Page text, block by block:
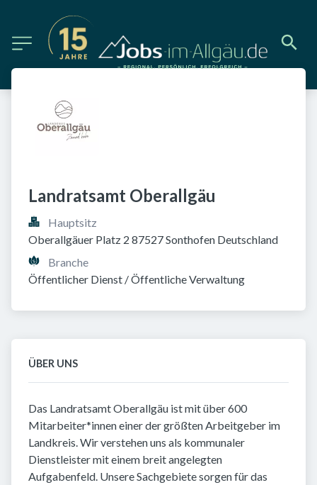
Landratsamt Oberallgäu
Hauptsitz
Oberallgäuer Platz 2 87527 Sonthofen Deutschland
Branche
Öffentlicher Dienst / Öffentliche Verwaltung
ÜBER UNS
Das Landratsamt Oberallgäu ist mit über 600
Mitarbeiter*innen einer der größten Arbeitgeber im
Landkreis. Wir verstehen uns als kommunaler
Dienstleister mit einem breit angelegten
Aufgabenfeld. Unsere Sachgebiete sorgen für das